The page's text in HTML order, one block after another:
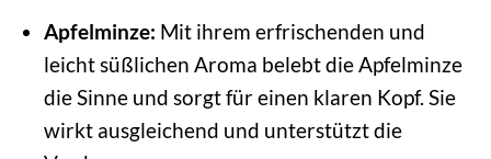
Apfelminze: Mit ihrem erfrischenden und
leicht süßlichen Aroma belebt die Apfelminze
die Sinne und sorgt für einen klaren Kopf. Sie
wirkt ausgleichend und unterstützt die